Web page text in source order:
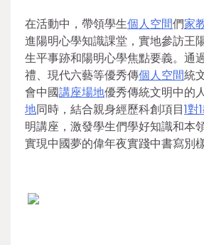
在活動中，帶領學生個人空間們家
進陽明心學知識課堂，實地參訪王
生平事跡和陽明心學焦點要義。通
禮、現代六藝等優秀傳個人空間統
會中國講座場地優秀傳統文明中的
地同時，結合親身經歷科創項目1對
明講座，激發學生們學好知識和本
實現中國夢的偉年夜實踐中書寫別